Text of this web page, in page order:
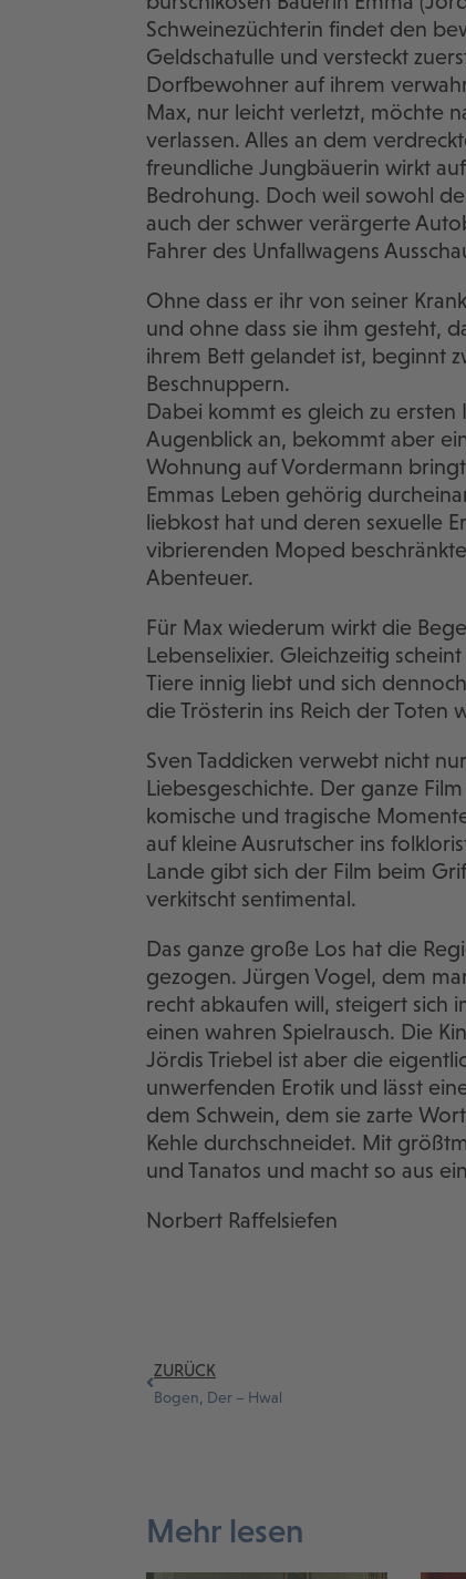
Schweinezüchterin findet den
Geldschatulle und versteckt
Dorfbewohner auf ihrem
Max, nur leicht verletzt, möchte
verlassen. Alles an dem
freundliche Jungbäuerin wirkt
Bedrohung. Doch weil sowohl
auch der schwer verärgerte
Fahrer des Unfallwagens
Ohne dass er ihr von seiner
und ohne dass sie ihm gesteht,
ihrem Bett gelandet ist, beginnt
Beschnuppern.
Dabei kommt es gleich zu
Augenblick an, bekommt aber
Wohnung auf Vordermann
Emmas Leben gehörig
liebkost hat und deren sexuelle
vibrierenden Moped
Abenteuer.
Für Max wiederum wirkt die
Lebenselixier. Gleichzeitig
Tiere innig liebt und sich
die Trösterin ins Reich der Toten
Sven Taddicken verwebt nicht
Liebesgeschichte. Der ganze
komische und tragische
auf kleine Ausrutscher ins
Lande gibt sich der Film beim
verkitscht sentimental.
Das ganze große Los hat die
gezogen. Jürgen Vogel, dem
recht abkaufen will, steigert sich
einen wahren Spielrausch. Die
Jördis Triebel ist aber die
unwerfenden Erotik und lässt
dem Schwein, dem sie zarte
Kehle durchschneidet. Mit
und Tanatos und macht so aus
Norbert Raffelsiefen
ZURÜCK
Bogen, Der – Hwal
Mehr lesen